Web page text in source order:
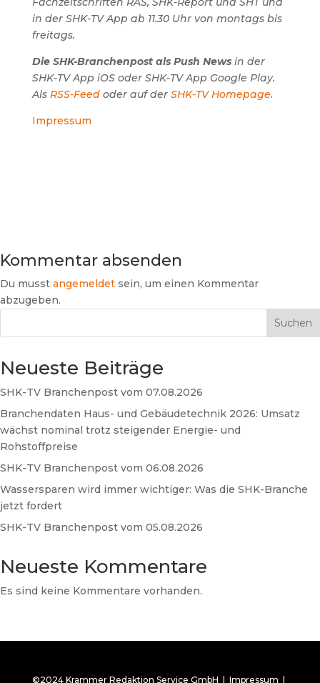
in der SHK-TV App ab 11.30 Uhr von montags bis
freitags.
Die SHK-Branchenpost als Push Newsin der
SHK-TV App iOS oder SHK-TV App Google Play.
Als RSS-Feedoder auf der SHK-TV Homepage.
Impressum
Kommentar absenden
Du musst angemeldet sein, um einen Kommentar
abzugeben.
Suchen
Neueste Beiträge
SHK-TV Branchenpost vom 07.08.2026
Branchendaten Haus- und Gebäudetechnik 2026: Umsatz
wächst nominal trotz steigender Energie- und
Rohstoffpreise
SHK-TV Branchenpost vom 06.08.2026
Wassersparen wird immer wichtiger: Was die SHK-Branche
jetzt fordert
SHK-TV Branchenpost vom 05.08.2026
Neueste Kommentare
Es sind keine Kommentare vorhanden.
©2024 Krammer Redaktion Service GmbH |Impressum